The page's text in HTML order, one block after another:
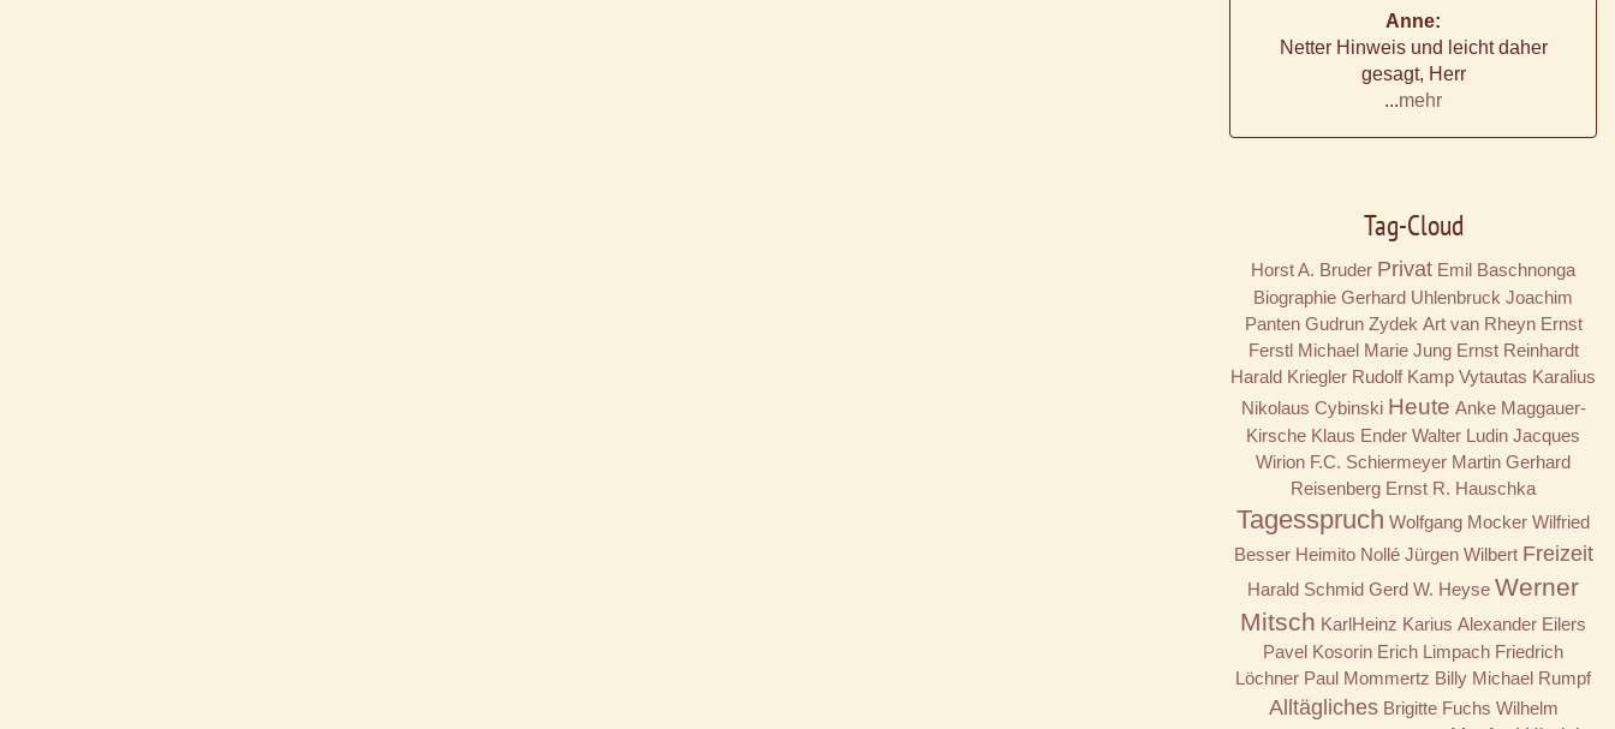
Anne:
Netter Hinweis und leicht daher
gesagt, Herr
...mehr
Tag-Cloud
Horst A. Bruder Privat Emil Baschnonga
Biographie Gerhard Uhlenbruck Joachim
Panten Gudrun Zydek Art van Rheyn Ernst
Ferstl Michael Marie Jung Ernst Reinhardt
Harald Kriegler Rudolf Kamp Vytautas Karalius
Nikolaus Cybinski Heute Anke Maggauer-
Kirsche Klaus Ender Walter Ludin Jacques
Wirion F.C. Schiermeyer Martin Gerhard
Reisenberg Ernst R. Hauschka
Tagesspruch Wolfgang Mocker Wilfried
Besser Heimito Nollé Jürgen Wilbert Freizeit
Harald Schmid Gerd W. Heyse Werner
Mitsch KarlHeinz Karius Alexander Eilers
Pavel Kosorin Erich Limpach Friedrich
Löchner Paul Mommertz Billy Michael Rumpf
Alltägliches Brigitte Fuchs Wilhelm